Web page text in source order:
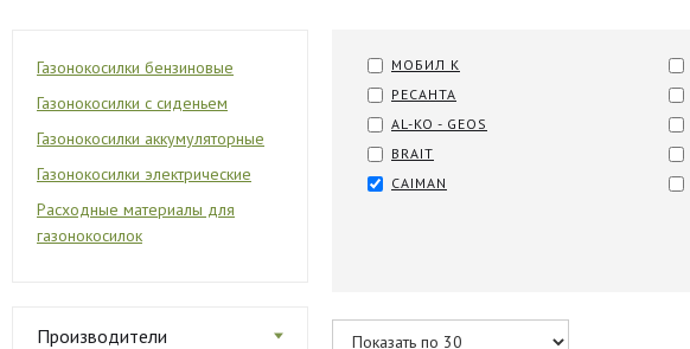
Газонокосилки бензиновые
Газонокосилки с сиденьем
Газонокосилки аккумуляторные
Газонокосилки электрические
Расходные материалы для
газонокосилок
Производители
МОБИЛ К
РЕСАНТА
AL-KO - GEOS
BRAIT
CAIMAN